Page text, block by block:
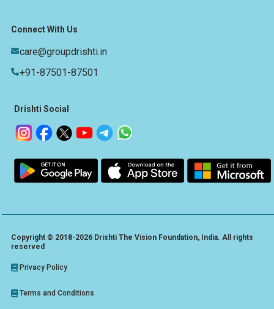
Connect With Us
care@groupdrishti.in
+91-87501-87501
Drishti Social
Copyright © 2018-2026 Drishti The Vision Foundation, India. All rights
reserved
Privacy Policy
Terms and Conditions